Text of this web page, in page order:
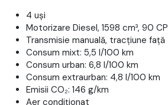
4 uși
Motorizare Diesel, 1598 cm³, 90 CP
Transmisie manuală, tracțiune față
Consum mixt: 5,5 l/100 km
Consum urban: 6,8 l/100 km
Consum extraurban: 4,8 l/100 km
Emisii CO₂: 146 g/km
Aer condiționat